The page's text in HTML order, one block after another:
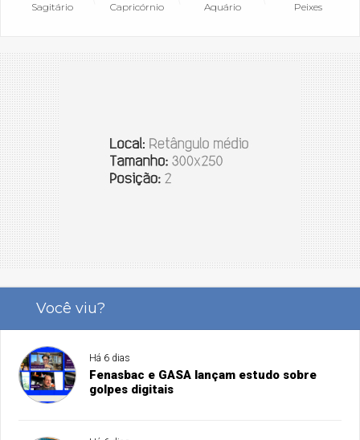
Sagitário Capricórnio Aquário Peixes
Você viu?
Há 6 dias
Fenasbac e GASA lançam estudo sobre
golpes digitais